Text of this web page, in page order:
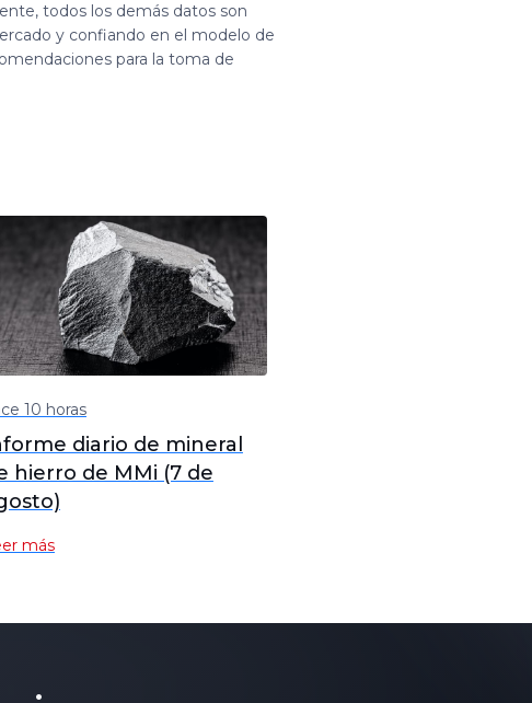
todos los demás datos son
y confiando en el modelo de
para la toma de
10 horas
diario de mineral
hierro de MMi (7 de
más